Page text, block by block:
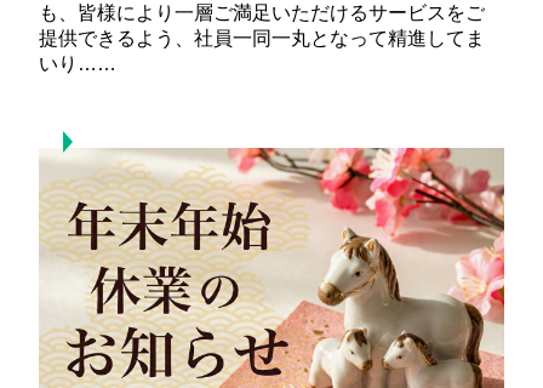
も、皆様により一層ご満足いただけるサービスをご
提供できるよう、社員一同一丸となって精進してま
いり……